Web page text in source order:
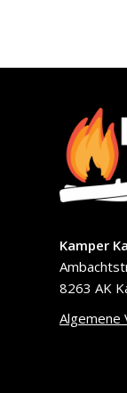
Kamper
8263 AK
Algemene